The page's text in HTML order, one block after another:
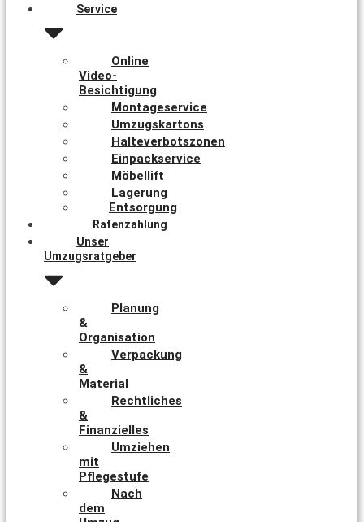
Service
Online
Video-
Besichtigung
Montageservice
Umzugskartons
Halteverbotszonen
Einpackservice
Möbellift
Lagerung
Entsorgung
Ratenzahlung
Unser
Umzugsratgeber
Planung
&
Organisation
Verpackung
&
Material
Rechtliches
&
Finanzielles
Umziehen
mit
Pflegestufe
Nach
dem